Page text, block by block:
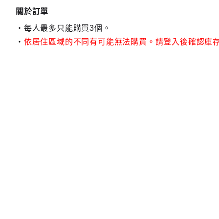
關於訂單
每人最多只能購買3個。
依居住區域的不同有可能無法購買。請登入後確認庫